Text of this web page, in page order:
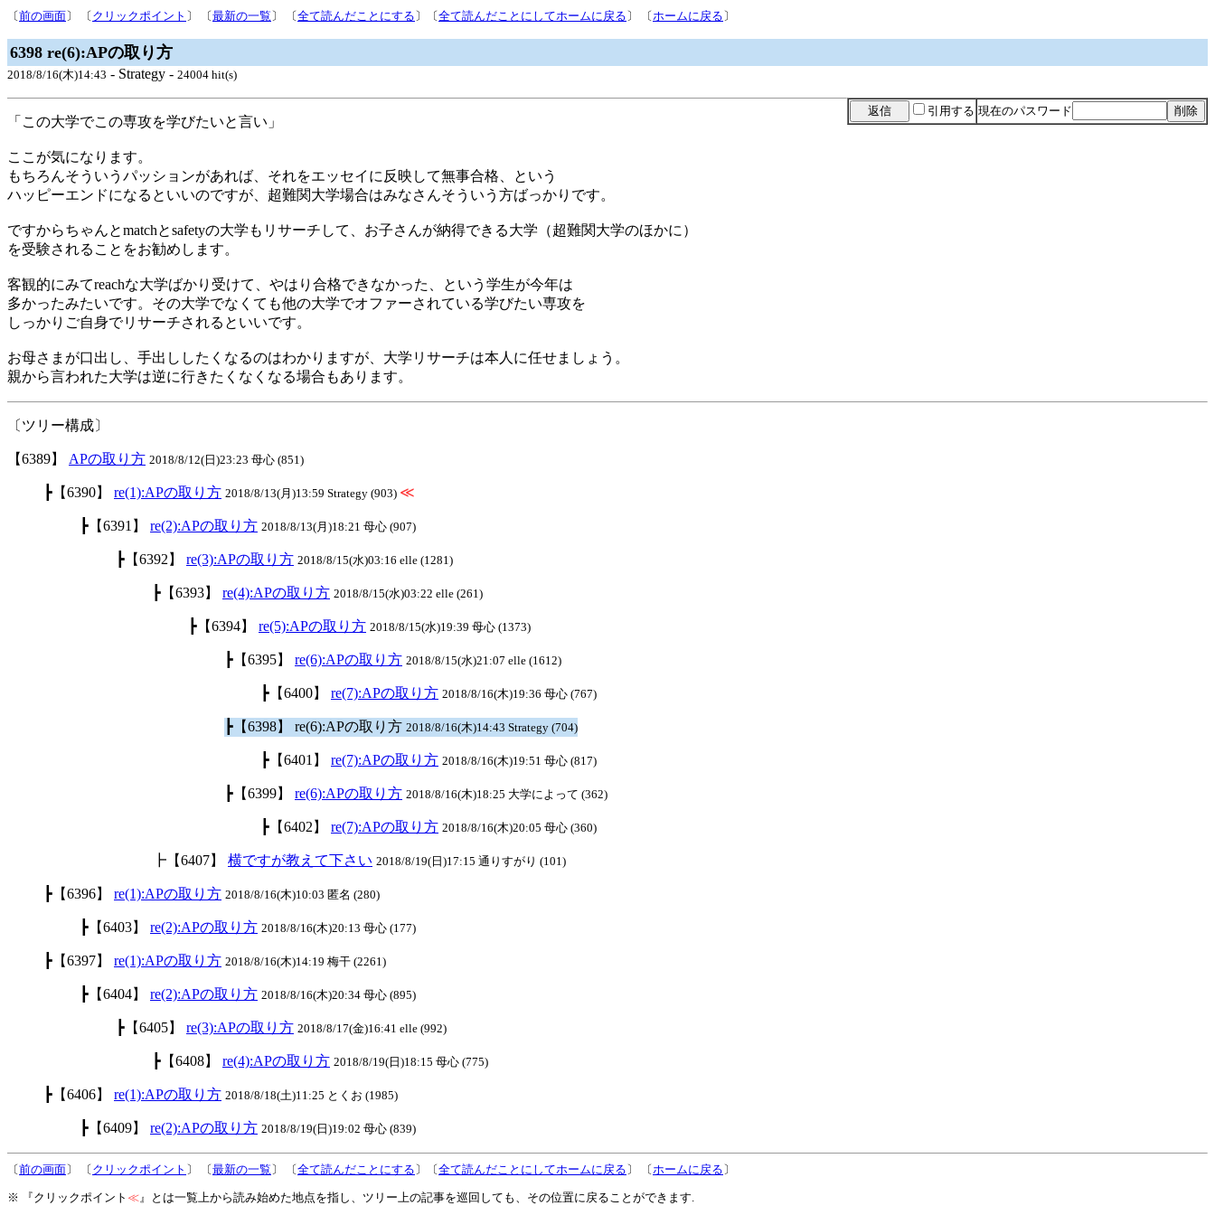
〔前の画面〕 〔 クリックポイント 〕 〔最新の一覧 〕 〔全て読んだことにする 〕〔全て読んだことにしてホームに戻る 〕 〔ホームに戻る 〕
6398 re(6):APの取り方
2018/8/16(木)14:43 - Strategy - 24004 hit(s)
引用する 現在のパスワード
「この大学でこの専攻を学びたいと言い」
ここが気になります。
もちろんそういうパッションがあれば、それをエッセイに反映して無事合格、という
ハッピーエンドになるといいのですが、超難関大学場合はみなさんそういう方ばっかりです。
ですからちゃんとmatchとsafetyの大学もリサーチして、お子さんが納得できる大学（超難関大学のほかに）
を受験されることをお勧めします。
客観的にみてreachな大学ばかり受けて、やはり合格できなかった、という学生が今年は
多かったみたいです。その大学でなくても他の大学でオファーされている学びたい専攻を
しっかりご自身でリサーチされるといいです。
お母さまが口出し、手出ししたくなるのはわかりますが、大学リサーチは本人に任せましょう。
親から言われた大学は逆に行きたくなくなる場合もあります。
〔ツリー構成〕
【6389】 APの取り方 2018/8/12(日)23:23 母心 (851)
┣【6390】 re(1):APの取り方 2018/8/13(月)13:59 Strategy (903) ≪
┣【6391】 re(2):APの取り方 2018/8/13(月)18:21 母心 (907)
┣【6392】 re(3):APの取り方 2018/8/15(水)03:16 elle (1281)
┣【6393】 re(4):APの取り方 2018/8/15(水)03:22 elle (261)
┣【6394】 re(5):APの取り方 2018/8/15(水)19:39 母心 (1373)
┣【6395】 re(6):APの取り方 2018/8/15(水)21:07 elle (1612)
┣【6400】 re(7):APの取り方 2018/8/16(木)19:36 母心 (767)
┣【6398】 re(6):APの取り方 2018/8/16(木)14:43 Strategy (704)
┣【6401】 re(7):APの取り方 2018/8/16(木)19:51 母心 (817)
┣【6399】 re(6):APの取り方 2018/8/16(木)18:25 大学によって (362)
┣【6402】 re(7):APの取り方 2018/8/16(木)20:05 母心 (360)
┣【6407】 横ですが教えて下さい 2018/8/19(日)17:15 通りすがり (101)
┣【6396】 re(1):APの取り方 2018/8/16(木)10:03 匿名 (280)
┣【6403】 re(2):APの取り方 2018/8/16(木)20:13 母心 (177)
┣【6397】 re(1):APの取り方 2018/8/16(木)14:19 梅干 (2261)
┣【6404】 re(2):APの取り方 2018/8/16(木)20:34 母心 (895)
┣【6405】 re(3):APの取り方 2018/8/17(金)16:41 elle (992)
┣【6408】 re(4):APの取り方 2018/8/19(日)18:15 母心 (775)
┣【6406】 re(1):APの取り方 2018/8/18(土)11:25 とくお (1985)
┣【6409】 re(2):APの取り方 2018/8/19(日)19:02 母心 (839)
〔前の画面〕 〔 クリックポイント 〕 〔最新の一覧 〕 〔全て読んだことにする 〕〔全て読んだことにしてホームに戻る 〕 〔ホームに戻る 〕
※ 『クリックポイント ≪』とは一覧上から読み始めた地点を指し、ツリー上の記事を巡回しても、その位置に戻ることができます.